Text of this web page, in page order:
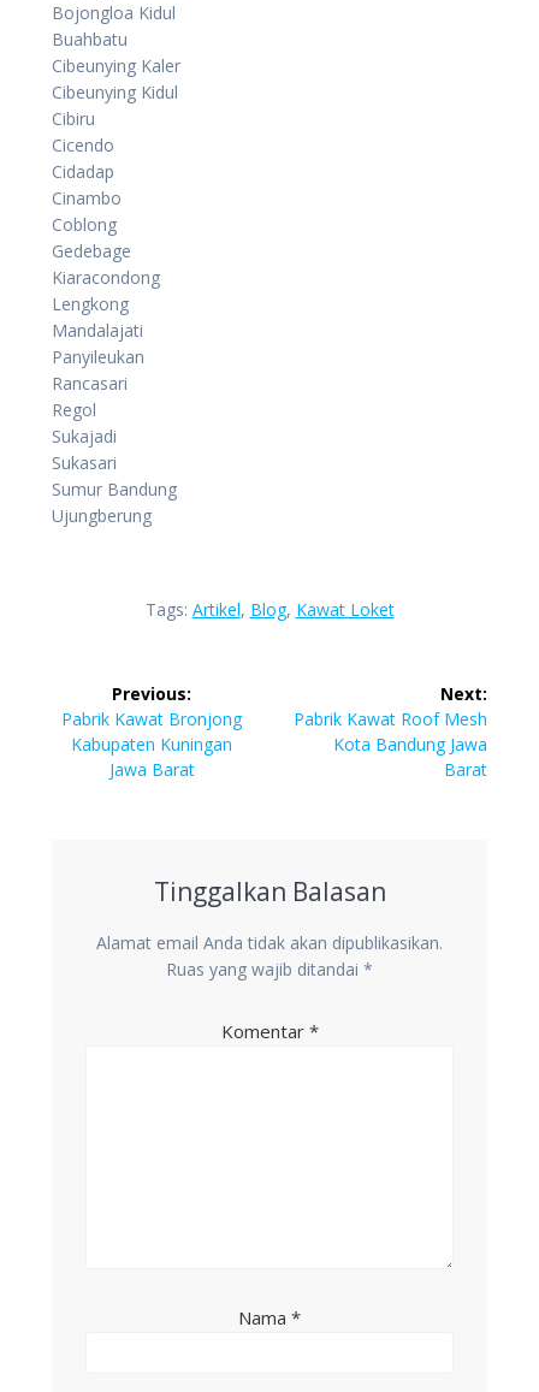
Bojongloa Kidul
Buahbatu
Cibeunying Kaler
Cibeunying Kidul
Cibiru
Cicendo
Cidadap
Cinambo
Coblong
Gedebage
Kiaracondong
Lengkong
Mandalajati
Panyileukan
Rancasari
Regol
Sukajadi
Sukasari
Sumur Bandung
Ujungberung
Tags: Artikel, Blog, Kawat Loket
Navigasi
pos
Previous:
Previous
post:
Pabrik Kawat Bronjong
Kabupaten Kuningan
Jawa Barat
Next:
Next
Pabrik Kawat Roof Mesh
Kota Bandung Jawa
Barat
Tinggalkan Balasan
Alamat email Anda tidak akan dipublikasikan.
Ruas yang wajib ditandai *
Komentar *
Nama *